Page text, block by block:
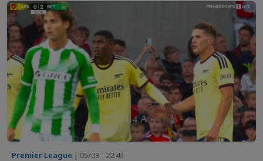
Premier League | 05/08 - 22:43